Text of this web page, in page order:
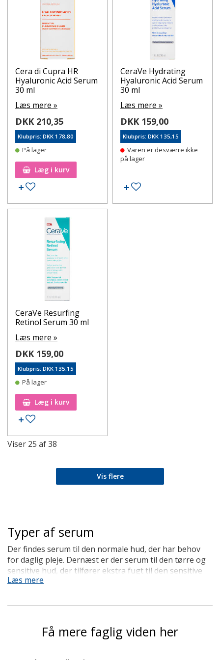
Cera di Cupra HR
Hyaluronic Acid Serum
30 ml
Læs mere »
DKK 210,35
Klubpris: DKK 178,80
På lager
Læg i kurv
Tilføj til ønskeseddel
CeraVe Hydrating
Hyaluronic Acid Serum
30 ml
Læs mere »
DKK 159,00
Klubpris: DKK 135,15
Varen er desværre ikke
på lager
Tilføj til ønskeseddel
CeraVe Resurfing
Retinol Serum 30 ml
Læs mere »
DKK 159,00
Klubpris: DKK 135,15
På lager
Læg i kurv
Tilføj til ønskeseddel
Viser 25 af38
Vis flere
Typer af serum
Der findes serum til den normale hud, der har behov
for daglig pleje. Dernæst er der serum til den tørre og
sensitive hud, der tilfører ekstra fugt til den sensitive
hud. Serum til den modne hud reducerer synligheden af
hud, som reducerer synligheden af porer og mærker
serum er et koncentreret produkt, er det nok at
anvende nogle få dråber serum. I en flaske serum er
Læs mere
Få mere faglig viden her